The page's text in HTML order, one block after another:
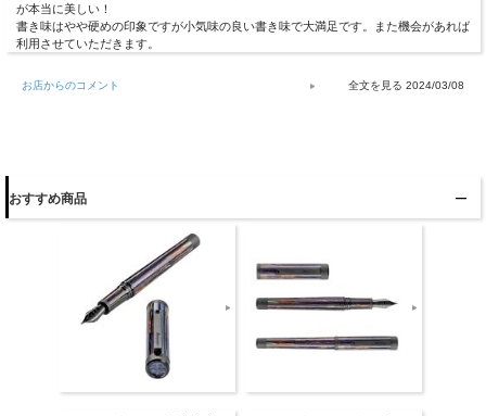
が本当に美しい！
書き味はやや硬めの印象ですが小気味の良い書き味で大満足です。また機会があれば
利用させていただきます。
お店からのコメント 2024/03/08
おすすめ商品